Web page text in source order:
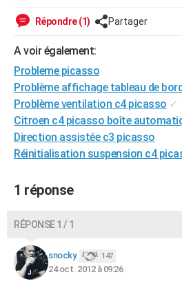
Art de vivre
Bien-être
Loisirs
Mode
Modes de vie
SANTE
VOYAGE
Destinations
City break
Voyage nature
Voyage de noces
Forum
Climat
PHOTO
GUIDES D'ACHAT
BONS PLANS
CARTE DE VOEUX
Carte de Noël
Carte Bonne année
Carte Saint-Valentin
Carte Pâques
Carte d'anniversaire
DICTIONNAIRE
S'inscrire
Se connecter
Lycées
Collèges
Primaires
Universités
Entreprises
Service militaire
Avis de recherche
AVIS DE DÉCÈS
Répondre (1) Partager
A voir également:
Probleme picasso
Problème affichage tableau de
Problème ventilation c4 picasso ✓
Citroen c4 picasso boîte
Direction assistée c3 picasso
Réinitialisation suspension c4
1 réponse
RÉPONSE 1 / 1
snocky. 147
24 oct. 2012 à 09:26